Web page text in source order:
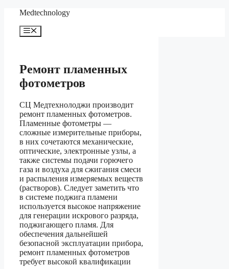
Перейти
содержимому
Medteсhnology
Меню
Ремонт пламенных
фотометров
СЦ Медтехнолоджи производит
ремонт пламенных фотометров.
Пламенные фотометры —
сложные измерительные приборы,
в них сочетаются механические,
оптические, электронные узлы, а
также системы подачи горючего
газа и воздуха для сжигания смеси
и распыления измеряемых веществ
(растворов). Следует заметить что
в системе поджига пламени
используется высокое напряжение
для генерации искрового разряда,
поджигающего пламя. Для
обеспечения дальнейшей
безопасной эксплуатации прибора,
ремонт пламенных фотометров
требует высокой квалификации